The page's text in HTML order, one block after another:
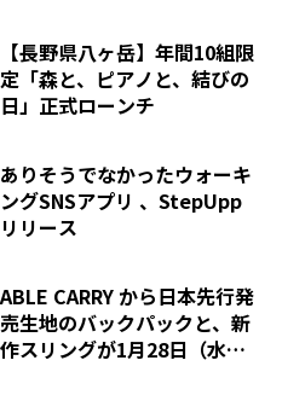
【長野県八ヶ岳】年間10組限
定「森と、ピアノと、結びの
日」正式ローンチ
ありそうでなかったウォーキ
ングSNSアプリ 、StepUpp
リリース
ABLE CARRY から日本先行発
売生地のバックパックと、新
作スリングが1月28日（水）